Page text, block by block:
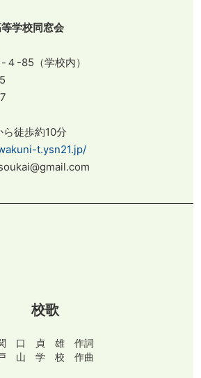
学校同窓会
-85（学校内）
徒歩約10分
t.ysn21.jp/
校歌
口 貞 雄 作詞
山 学 校 作曲